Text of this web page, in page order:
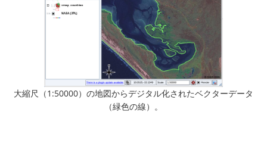
大縮尺（1:50000）の地図からデジタル化されたベクターデータ
（緑色の線）。